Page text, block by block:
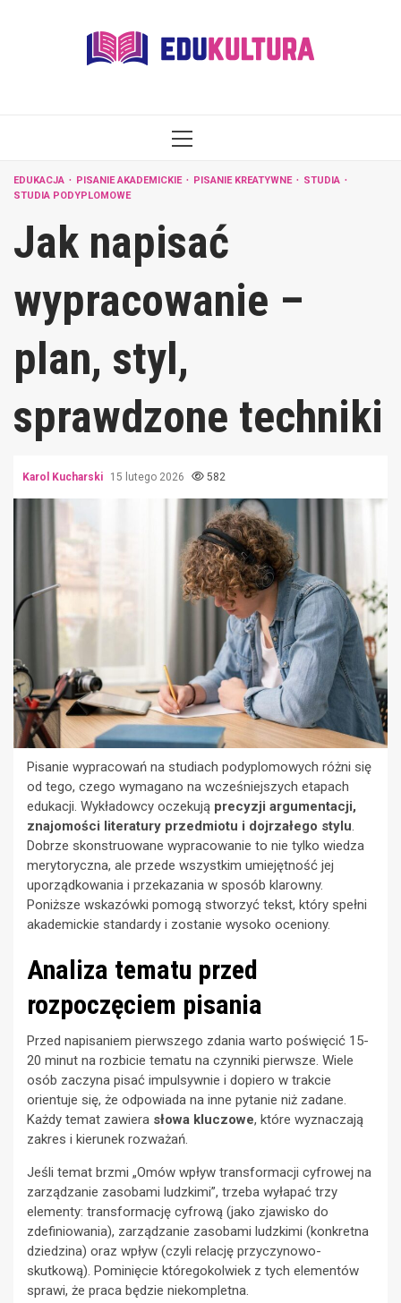
PRIMARY
EDUKACJA PISANIE AKADEMICKIE PISANIE KREATYWNE
STUDIA
STUDIA PODYPLOMOWE
Jak napisać
wypracowanie –
plan, styl,
sprawdzone techniki
Karol Kucharski 15 lutego 2026 582
Pisanie wypracowań na studiach podyplomowych różni się
od tego, czego wymagano na wcześniejszych etapach
edukacji. Wykładowcy oczekują precyzji argumentacji,
znajomości literatury przedmiotu i dojrzałego stylu.
Dobrze skonstruowane wypracowanie to nie tylko wiedza
merytoryczna, ale przede wszystkim umiejętność jej
uporządkowania i przekazania w sposób klarowny.
Poniższe wskazówki pomogą stworzyć tekst, który spełni
akademickie standardy i zostanie wysoko oceniony.
Analiza tematu przed
rozpoczęciem pisania
Przed napisaniem pierwszego zdania warto poświęcić 15-
20 minut na rozbicie tematu na czynniki pierwsze. Wiele
osób zaczyna pisać impulsywnie i dopiero w trakcie
orientuje się, że odpowiada na inne pytanie niż zadane.
Każdy temat zawiera słowa kluczowe, które wyznaczają
zakres i kierunek rozważań.
Jeśli temat brzmi „Omów wpływ transformacji cyfrowej na
zarządzanie zasobami ludzkimi”, trzeba wyłapać trzy
elementy: transformację cyfrową (jako zjawisko do
zdefiniowania), zarządzanie zasobami ludzkimi (konkretna
dziedzina) oraz wpływ (czyli relację przyczynowo-
skutkową). Pominięcie któregokolwiek z tych elementów
sprawi, że praca będzie niekompletna.